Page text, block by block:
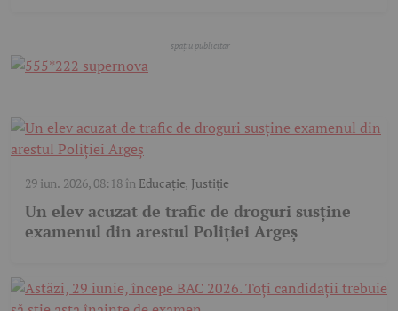
29 iun. 2026, 08:18în Educație, Justiție
Un elev acuzat de trafic de droguri susține
examenul din arestul Poliției Argeș